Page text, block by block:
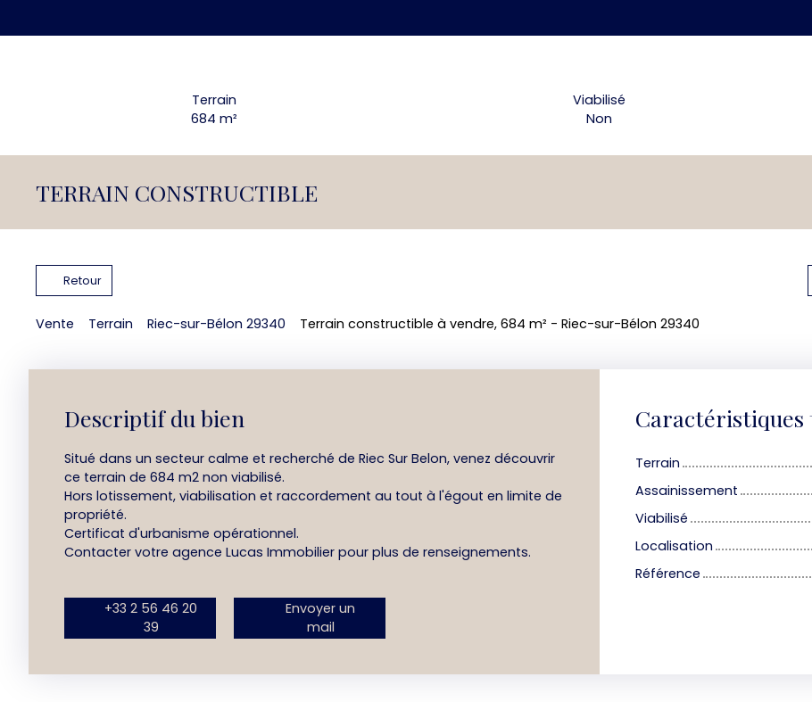
Terrain
684m²
Viabilisé
Non
TERRAIN CONSTRUCTIBLE
Retour
Vente Terrain Riec-sur-Bélon 29340 Terrain constructible à vendre, 684 m² - Riec-sur-Bélon 29340
Descriptif du bien
Situé dans un secteur calme et recherché de Riec Sur Belon, venez découvrir
ce terrain de 684 m2 non viabilisé.
Hors lotissement, viabilisation et raccordement au tout à l'égout en limite de
propriété.
Certificat d'urbanisme opérationnel.
Contacter votre agence Lucas Immobilier pour plus de renseignements.
+33 2 56 46 20
39
Envoyer un
mail
Caractéristiques
Terrain
Assainissement
Viabilisé
Localisation
Référence